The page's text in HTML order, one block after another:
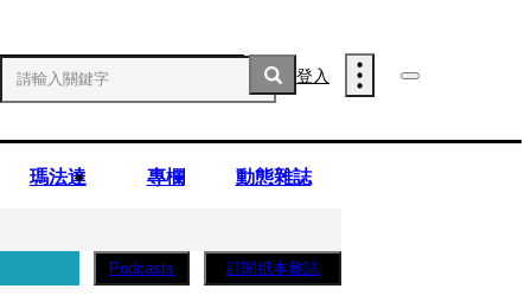
登入
瑪法達 專欄 動態雜誌
Podcasts 訂閱紙本雜誌